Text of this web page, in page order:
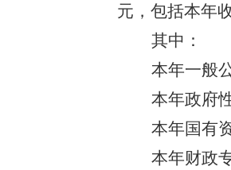
元，包括本年
其中：
本年一般
本年政府
本年国有
本年财政